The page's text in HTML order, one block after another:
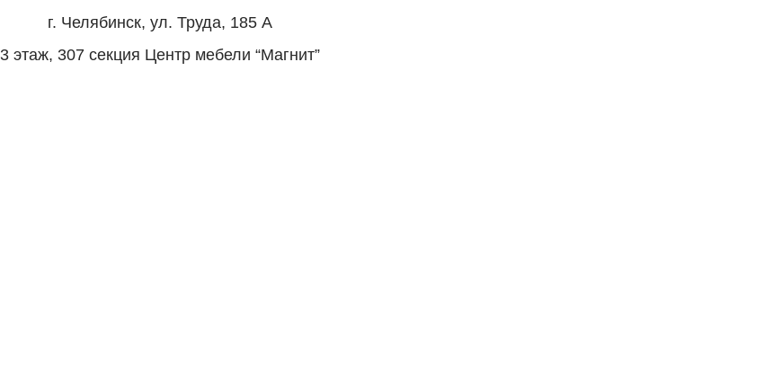
г. Челябинск, ул. Труда, 185 А
3 этаж, 307 секция Центр мебели “Магнит”